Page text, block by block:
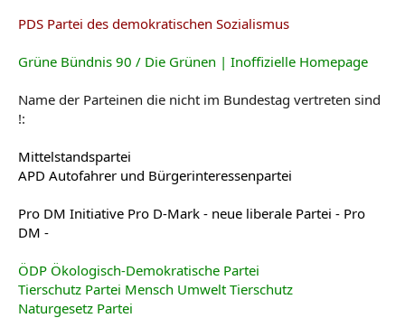
PDS Partei des demokratischen Sozialismus
Grüne Bündnis 90 / Die Grünen | Inoffizielle Homepage
Name der Parteinen die nicht im Bundestag vertreten sind
!:
Mittelstandspartei
APD Autofahrer und Bürgerinteressenpartei
Pro DM Initiative Pro D-Mark - neue liberale Partei - Pro
DM -
ÖDP Ökologisch-Demokratische Partei
Tierschutz Partei Mensch Umwelt Tierschutz
Naturgesetz Partei